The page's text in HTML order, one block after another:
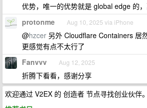
优势，唯一的优势就是 global edge 的，
protonme Aug 10, 2025 via iPhone
@hzcer 另外 Cloudflare Containers 居
更感觉有点不太行了
Fanvvv Aug 12, 2025
折腾下看看，感谢分享
欢迎通过 V2EX 的 创造者 节点寻找创业伙伴。